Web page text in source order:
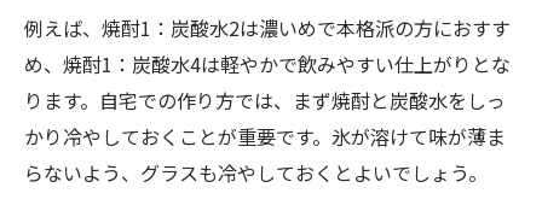
例えば、焼酎1：炭酸水2は濃いめで本格派の方におすす
め、焼酎1：炭酸水4は軽やかで飲みやすい仕上がりとな
ります。自宅での作り方では、まず焼酎と炭酸水をしっ
かり冷やしておくことが重要です。氷が溶けて味が薄ま
らないよう、グラスも冷やしておくとよいでしょう。